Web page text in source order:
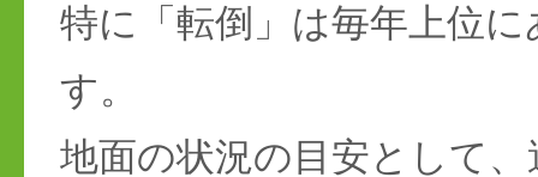
特に「転倒」は毎年上位
す。
地面の状況の目安として